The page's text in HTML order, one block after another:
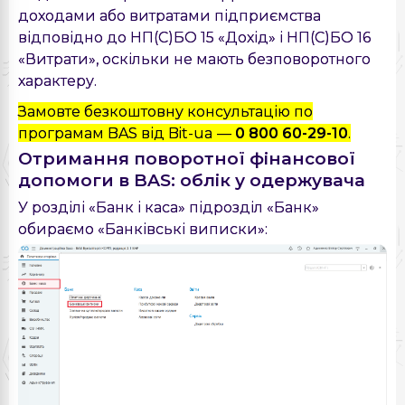
доходами або витратами підприємства
відповідно до НП(С)БО 15 «Дохід» і НП(С)БО 16
«Витрати», оскільки не мають безповоротного
характеру.
Замовте безкоштовну консультацію по
програмам BAS від Bit-ua — 0 800 60-29-10.
Отримання поворотної фінансової
допомоги в BAS: облік у одержувача
У розділі «Банк і каса» підрозділ «Банк»
обираємо «Банківські виписки»: